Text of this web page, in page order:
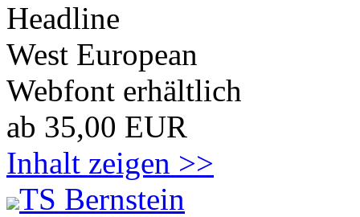
Headline
West European
Webfont erhältlich
ab 35,00 EUR
Inhalt zeigen >>
TS Bernstein